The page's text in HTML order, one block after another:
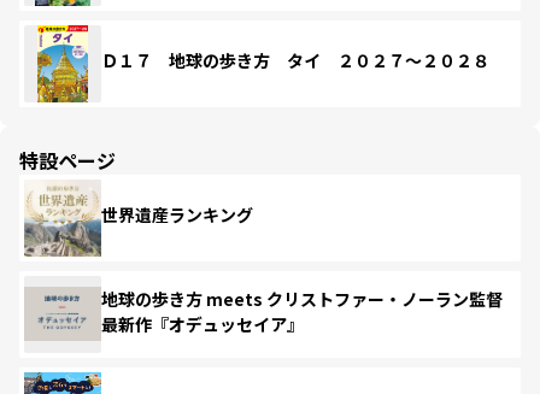
Ｄ１７ 地球の歩き方 タイ ２０２７～２０２８
特設ページ
世界遺産ランキング
地球の歩き方 meets クリストファー・ノーラン監督
最新作『オデュッセイア』